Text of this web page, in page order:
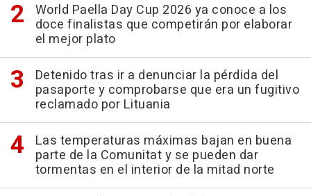
World Paella Day Cup 2026 ya conoce a los
doce finalistas que competirán por elaborar
el mejor plato
Detenido tras ir a denunciar la pérdida del
pasaporte y comprobarse que era un fugitivo
reclamado por Lituania
Las temperaturas máximas bajan en buena
parte de la Comunitat y se pueden dar
tormentas en el interior de la mitad norte